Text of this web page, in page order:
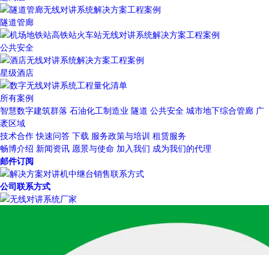
隧道管廊
公共安全
星级酒店
所有案例
智慧数字建筑群落 石油化工制造业 隧道 公共安全 城市地下综合管廊 广
袤区域
技术合作 快速问答 下载 服务政策与培训 租赁服务
畅博介绍 新闻资讯 愿景与使命 加入我们 成为我们的代理
邮件订阅
公司联系方式